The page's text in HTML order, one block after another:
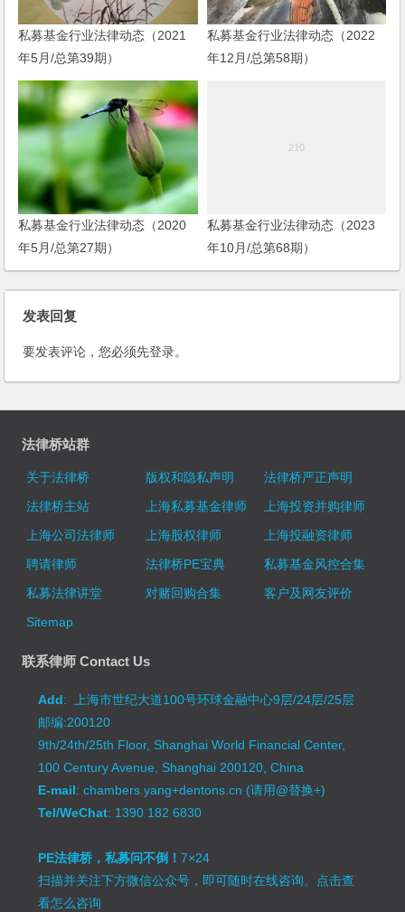
私募基金行业法律动态（2021
年5月/总第39期）
私募基金行业法律动态（2022
年12月/总第58期）
私募基金行业法律动态（2020
年5月/总第27期）
私募基金行业法律动态（2023
年10月/总第68期）
发表回复
要发表评论，您必须先登录。
法律桥站群
关于法律桥 版权和隐私声明
法律桥严正声明
法律桥主站
上海私募基金律师
上海投资并购律师
上海公司法律师
上海股权律师
上海投融资律师
聘请律师
法律桥PE宝典
私募基金风控合集
私募法律讲堂
对赌回购合集
客户及网友评价
Sitemap
联系律师 Contact Us
Add: 上海市世纪大道100号环球金融中心9层/24层/25层
邮编:200120
9th/24th/25th Floor, Shanghai World Financial Center,
100 Century Avenue, Shanghai 200120, China
E-mail: chambers.yang+dentons.cn (请用@替换+)
Tel/WeChat: 1390 182 6830
PE法律桥，私募问不倒！7×24
扫描并关注下方微信公众号，即可随时在线咨询。 点击查
看怎么咨询